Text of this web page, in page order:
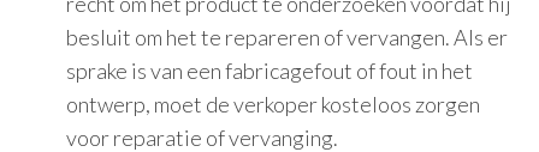
besluit om het te repareren of vervangen. Als er
sprake is van een fabricagefout of fout in het
ontwerp, moet de verkoper kosteloos zorgen
voor reparatie of vervanging.